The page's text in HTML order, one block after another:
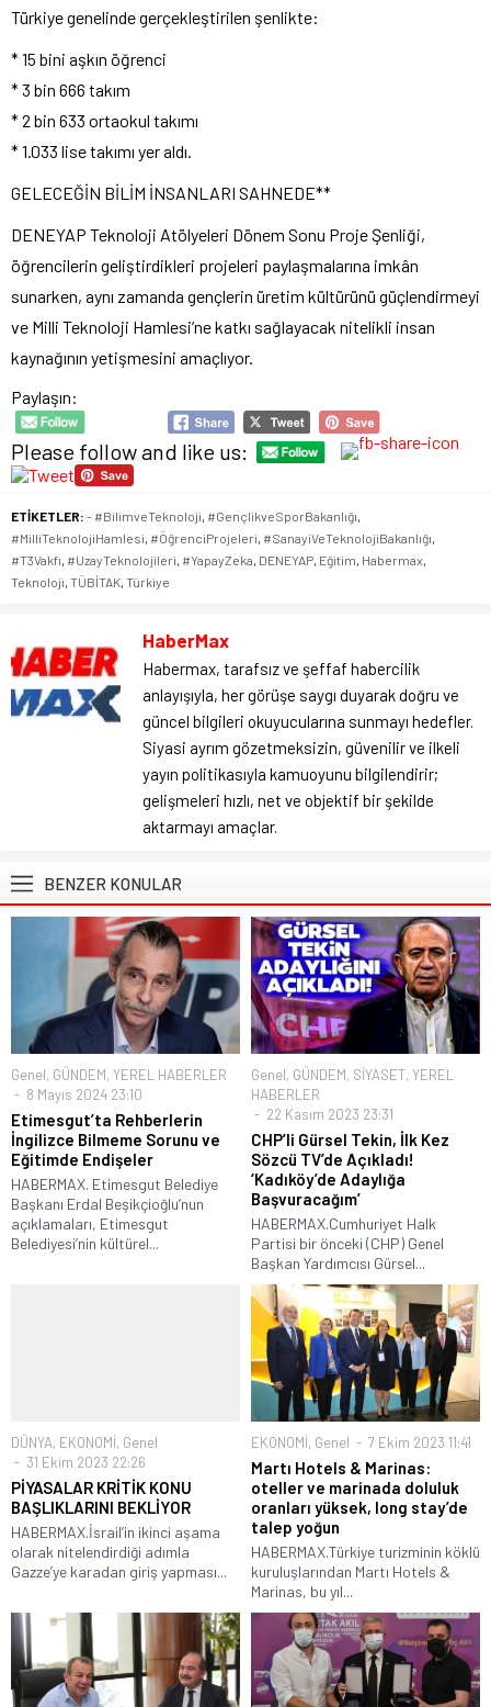
Türkiye genelinde gerçekleştirilen şenlikte:
* 15 bini aşkın öğrenci
* 3 bin 666 takım
* 2 bin 633 ortaokul takımı
* 1.033 lise takımı yer aldı.
GELECEĞİN BİLİM İNSANLARI SAHNEDE**
DENEYAP Teknoloji Atölyeleri Dönem Sonu Proje Şenliği,
öğrencilerin geliştirdikleri projeleri paylaşmalarına imkân
sunarken, aynı zamanda gençlerin üretim kültürünü güçlendirmeyi
ve Milli Teknoloji Hamlesi’ne katkı sağlayacak nitelikli insan
kaynağının yetişmesini amaçlıyor.
Paylaşın:
Please follow and like us:
ETİKETLER: - #BilimveTeknoloji #GençlikveSporBakanlığı
#MilliTeknolojiHamlesi #ÖğrenciProjeleri #SanayiVeTeknolojiBakanlığı
#T3Vakfı #UzayTeknolojileri #YapayZeka DENEYAP Eğitim Habermax
Teknoloji TÜBİTAK Türkiye
HaberMax
Habermax, tarafsız ve şeffaf habercilik
anlayışıyla, her görüşe saygı duyarak doğru ve
güncel bilgileri okuyucularına sunmayı hedefler.
Siyasi ayrım gözetmeksizin, güvenilir ve ilkeli
yayın politikasıyla kamuoyunu bilgilendirir;
gelişmeleri hızlı, net ve objektif bir şekilde
aktarmayı amaçlar.
BENZER KONULAR
Genel, GÜNDEM, YEREL HABERLER
8 Mayıs 2024 23:10
Etimesgut’ta Rehberlerin
İngilizce Bilmeme Sorunu ve
Eğitimde Endişeler
HABERMAX. Etimesgut Belediye
Başkanı Erdal Beşikçioğlu’nun
açıklamaları, Etimesgut
Belediyesi’nin kültürel...
Genel, GÜNDEM, SİYASET, YEREL
HABERLER
22 Kasım 2023 23:31
CHP’li Gürsel Tekin, İlk Kez
Sözcü TV’de Açıkladı!
‘Kadıköy’de Adaylığa
Başvuracağım’
HABERMAX.Cumhuriyet Halk
Partisi bir önceki (CHP) Genel
Başkan Yardımcısı Gürsel...
DÜNYA, EKONOMİ, Genel
31 Ekim 2023 22:26
PİYASALAR KRİTİK KONU
BAŞLIKLARINI BEKLİYOR
HABERMAX.İsrail’in ikinci aşama
olarak nitelendirdiği adımla
Gazze’ye karadan giriş yapması...
EKONOMİ, Genel 7 Ekim 2023 11:41
Martı Hotels & Marinas:
oteller ve marinada doluluk
oranları yüksek, long stay’de
talep yoğun
HABERMAX.Türkiye turizminin köklü
kuruluşlarından Martı Hotels &
Marinas, bu yıl...